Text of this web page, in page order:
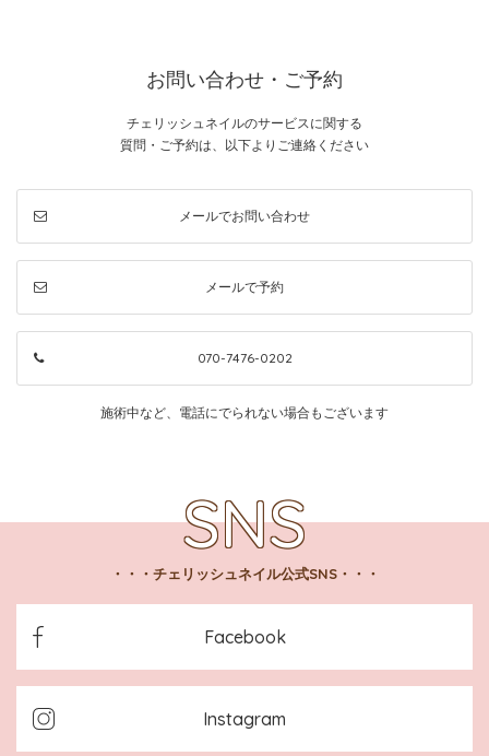
お問い合わせ・ご予約
チェリッシュネイルのサービスに関する
質問・ご予約は、以下よりご連絡ください
メールでお問い合わせ
メールで予約
070-7476-0202
施術中など、電話にでられない場合もございます
チェリッシュネイル公式SNS
Facebook
Instagram